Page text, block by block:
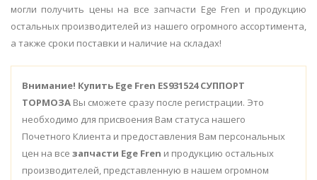
могли получить цены на все запчасти Ege Fren и продукцию
остальных производителей из нашего огромного ассортимента,
а также сроки поставки и наличие на складах!
Внимание! Купить Ege Fren ES931524 СУППОРТ
ТОРМОЗА Вы сможете сразу после регистрации. Это
необходимо для присвоения Вам статуса нашего
Почетного Клиента и предоставления Вам персональных
цен на все запчасти Ege Fren и продукцию остальных
производителей, представленную в нашем огромном